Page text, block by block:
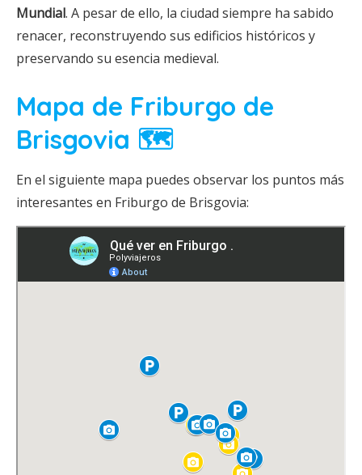
Mundial. A pesar de ello, la ciudad siempre ha sabido
renacer, reconstruyendo sus edificios históricos y
preservando su esencia medieval.
Mapa de Friburgo de
Brisgovia 🗺️
En el siguiente mapa puedes observar los puntos más
interesantes en Friburgo de Brisgovia: